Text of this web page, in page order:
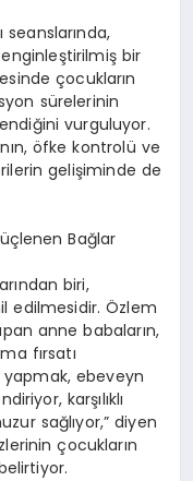
ıseanslarında,
ştirilmiş bir
çocukların
sürelerinin
ğini vurguluyor.
nın, öfke kontrolü ve
gelişiminde de
üçlenen Bağlar
ından biri,
edilmesidir.Özlem
anne babaların,
fırsatı
ebeveyn
karşılıklı
sağlıyor,”diyen
çocukların